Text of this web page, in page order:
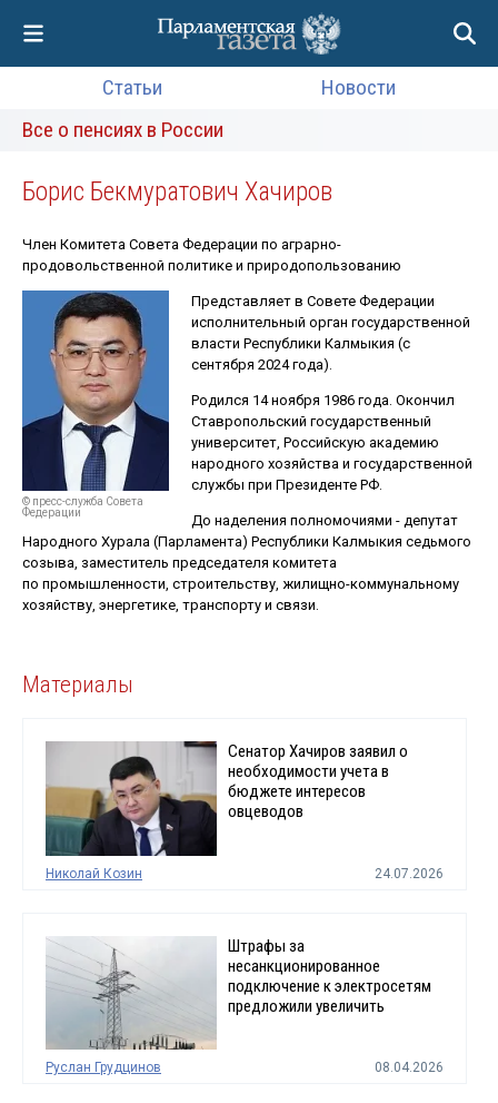
Статьи
Новости
Все о пенсиях в России
Борис Бекмуратович Хачиров
Член Комитета Совета Федерации по аграрно-
продовольственной политике и природопользованию
© пресс-служба Совета
Федерации
Представляет в Совете Федерации
исполнительный орган государственной
власти Республики Калмыкия (с
сентября 2024 года).
Родился 14 ноября 1986 года. Окончил
Ставропольский государственный
университет, Российскую академию
народного хозяйства и государственной
службы при Президенте РФ.
До наделения полномочиями - депутат
Народного Хурала (Парламента) Республики Калмыкия седьмого
созыва, заместитель председателя комитета
по промышленности, строительству, жилищно-коммунальному
хозяйству, энергетике, транспорту и связи.
Материалы
Сенатор Хачиров заявил о
необходимости учета в
бюджете интересов
овцеводов
Николай Козин 24.07.2026
Штрафы за
несанкционированное
подключение к электросетям
предложили увеличить
Руслан Грудцинов 08.04.2026